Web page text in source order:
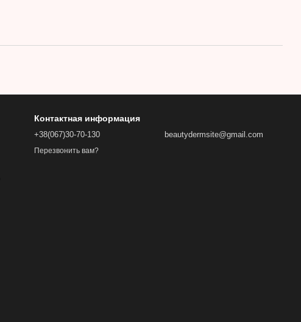
Контактная информация
+38(067)30-70-130
Перезвонить вам?
beautydermsite@gmail.com